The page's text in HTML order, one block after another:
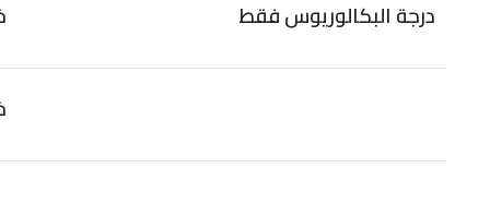
درجة البكالوريوس فقط